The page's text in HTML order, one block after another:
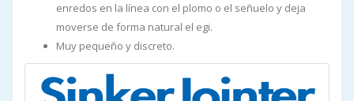
enredos en la línea con el plomo o el señuelo y deja
moverse de forma natural el egi.
Muy pequeño y discreto.